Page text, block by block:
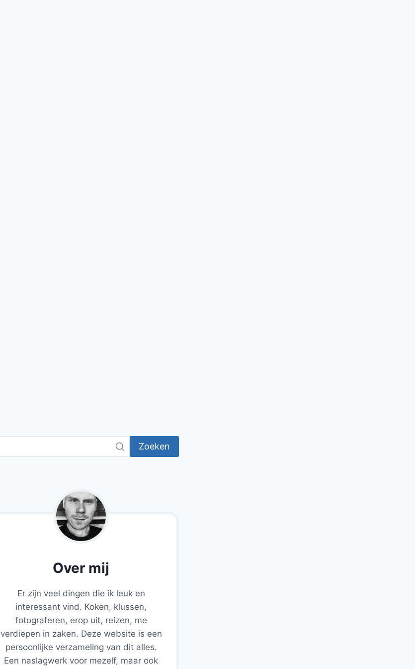
Zoeken
Over mij
Er zijn veel dingen die ik leuk en
interessant vind. Koken, klussen,
fotograferen, erop uit, reizen, me
verdiepen in zaken. Deze website is een
persoonlijke verzameling van dit alles.
Een naslagwerk voor mezelf, maar ook